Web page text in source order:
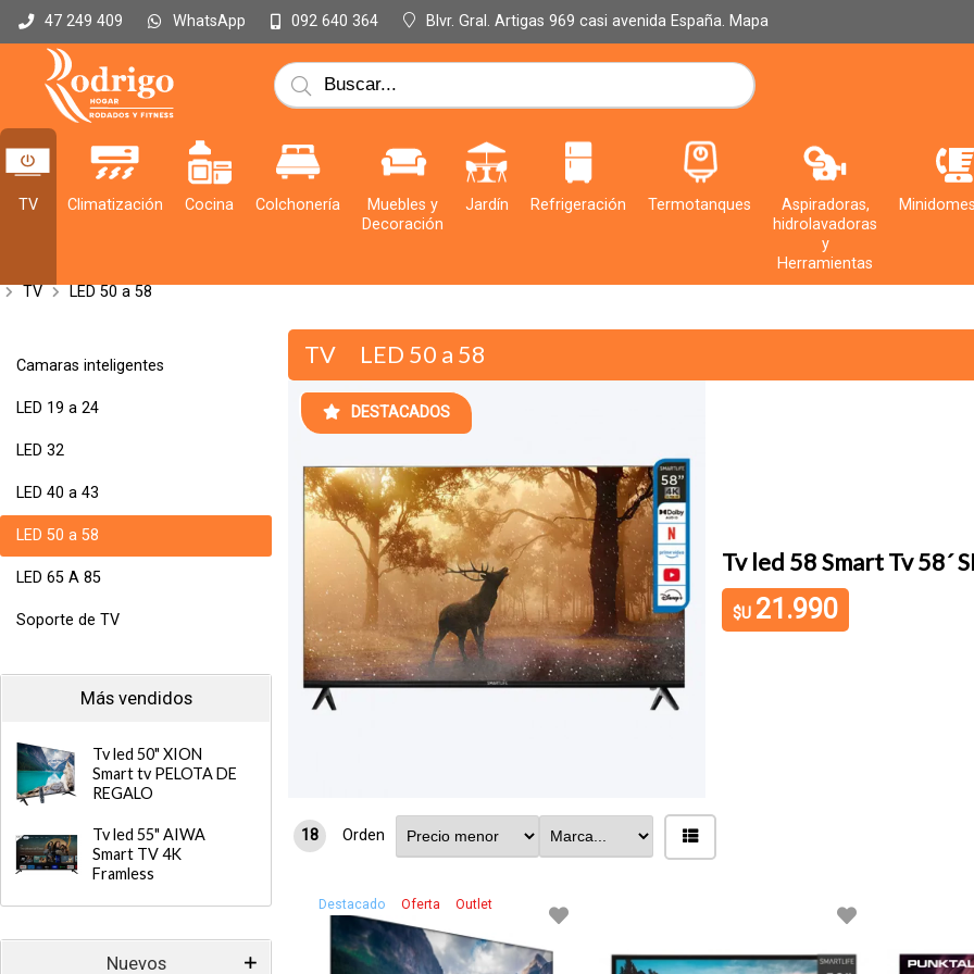
47 249 409 WhatsApp 092 640 364 Blvr. Gral. Artigas 969 casi avenida España. Mapa
TV Climatización Cocina Colchonería
Muebles y
Decoración
Jardín Refrigeración Termotanques
Aspiradoras,
hidrolavadoras
y
Herramientas
TV LED 50 a 58
Camaras inteligentes
LED 19 a 24
LED 32
LED 40 a 43
LED 50 a 58
LED 65 A 85
Soporte de TV
Más vendidos
Tv led 50" XION
Smart tv PELOTA DE
REGALO
Tv led 55" AIWA
Smart TV 4K
Framless
Nuevos
TV LED 50 a 58
DESTACADOS
Tv led 58 Smart Tv 58´ SMART LIFE Uhd 4k Linux App Store Dimm
$U21.990
18 Orden
Destacado Oferta Outlet